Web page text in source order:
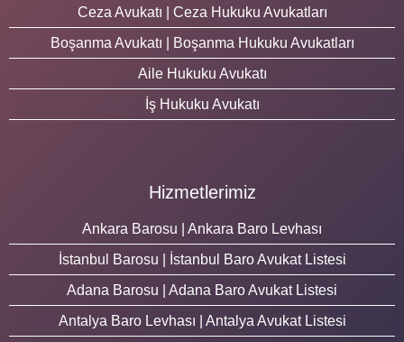
Ceza Avukatı | Ceza Hukuku Avukatları
Boşanma Avukatı | Boşanma Hukuku Avukatları
Aile Hukuku Avukatı
İş Hukuku Avukatı
Hizmetlerimiz
Ankara Barosu | Ankara Baro Levhası
İstanbul Barosu | İstanbul Baro Avukat Listesi
Adana Barosu | Adana Baro Avukat Listesi
Antalya Baro Levhası | Antalya Avukat Listesi